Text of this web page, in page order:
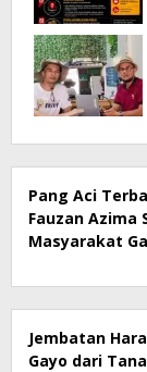
Pang Aci
Fauzan Azima
Masyarakat
Jembatan
Gayo dari